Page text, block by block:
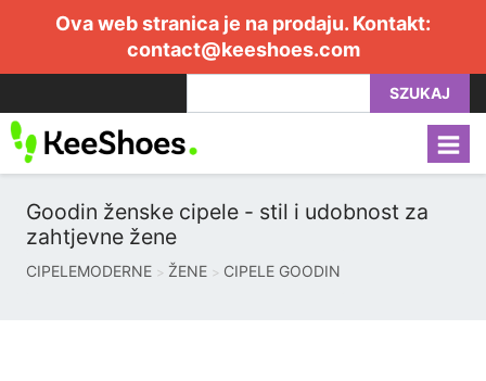
Ova web stranica je na prodaju. Kontakt:
contact@keeshoes.com
SZUKAJ
Goodin ženske cipele - stil i udobnost za
zahtjevne žene
CIPELEMODERNE ŽENE CIPELE GOODIN